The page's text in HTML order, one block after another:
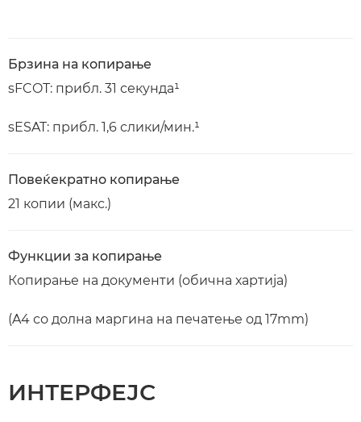
Брзина на копирање
sFCOT: прибл. 31 секунда¹
sESAT: прибл. 1,6 слики/мин.¹
Повеќекратно копирање
21 копии (макс.)
Функции за копирање
Копирање на документи (обична хартија)
(A4 со долна маргина на печатење од 17mm)
ИНТЕРФЕЈС